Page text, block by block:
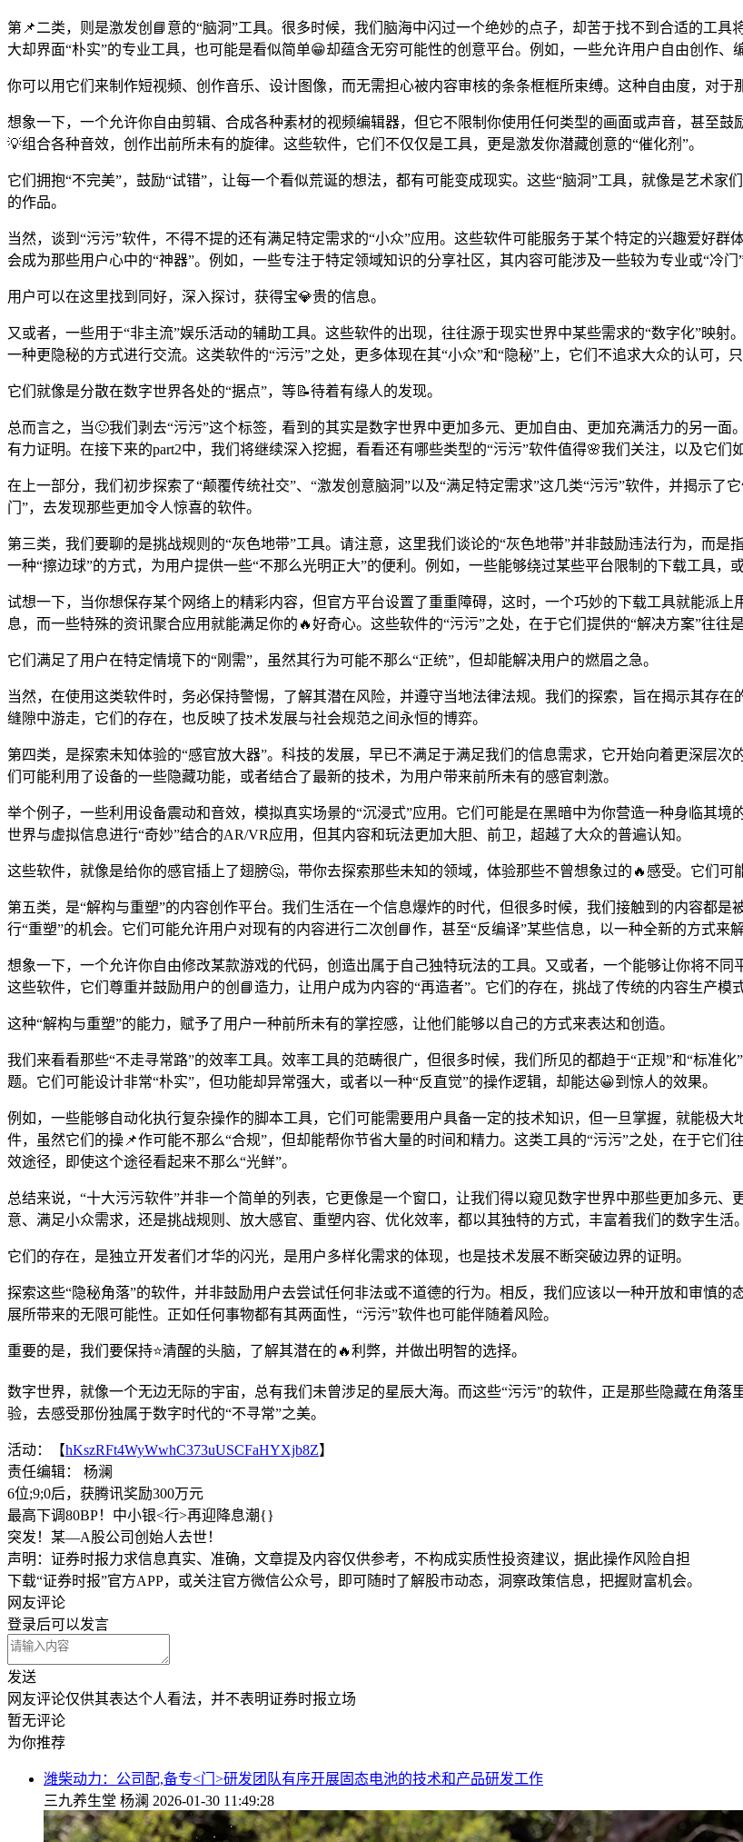
第📌二类，则是激发创📘意的“脑洞”工具。很多时候，我们脑海中闪过一个绝妙的点子，却苦于找不到合适的工
大却界面“朴实”的专业工具，也可能是看似简单😁却蕴含无穷可能性的创意平台。例如，一些允许用户自由创作、
你可以用它们来制作短视频、创作音乐、设计图像，而无需担心被内容审核的条条框框所束缚。这种自由度，对于
想象一下，一个允许你自由剪辑、合成各种素材的视频编辑器，但它不限制你使用任何类型的画面或声音，甚至
💡组合各种音效，创作出前所未有的旋律。这些软件，它们不仅仅是工具，更是激发你潜藏创意的“催化剂”。
它们拥抱“不完美”，鼓励“试错”，让每一个看似荒诞的想法，都有可能变成现实。这些“脑洞”工具，就像是艺术
的作品。
当然，谈到“污污”软件，不得不提的还有满足特定需求的“小众”应用。这些软件可能服务于某个特定的兴趣爱好
会成为那些用户心中的“神器”。例如，一些专注于特定领域知识的分享社区，其内容可能涉及一些较为专业或“冷门”
用户可以在这里找到同好，深入探讨，获得宝💎贵的信息。
又或者，一些用于“非主流”娱乐活动的辅助工具。这些软件的出现，往往源于现实世界中某些需求的“数字化”映
一种更隐秘的方式进行交流。这类软件的“污污”之处，更多体现在其“小众”和“隐秘”上，它们不追求大众的认可，
它们就像是分散在数字世界各处的“据点”，等📝待着有缘人的发现。
总而言之，当🙂我们剥去“污污”这个标签，看到的其实是数字世界中更加多元、更加自由、更加充满活力的另一
有力证明。在接下来的part2中，我们将继续深入挖掘，看看还有哪些类型的“污污”软件值得🌸我们关注，以及它们
在上一部分，我们初步探索了“颠覆传统社交”、“激发创意脑洞”以及“满足特定需求”这几类“污污”软件，并揭示
门”，去发现那些更加令人惊喜的软件。
第三类，我们要聊的是挑战规则的“灰色地带”工具。请注意，这里我们谈论的“灰色地带”并非鼓励违法行为，而
一种“擦边球”的方式，为用户提供一些“不那么光明正大”的便利。例如，一些能够绕过某些平台限制的下载工具，
试想一下，当你想保存某个网络上的精彩内容，但官方平台设置了重重障碍，这时，一个巧妙的下载工具就能派
息，而一些特殊的资讯聚合应用就能满足你的🔥好奇心。这些软件的“污污”之处，在于它们提供的“解决方案”往往
它们满足了用户在特定情境下的“刚需”，虽然其行为可能不那么“正统”，但却能解决用户的燃眉之急。
当然，在使用这类软件时，务必保持警惕，了解其潜在风险，并遵守当地法律法规。我们的探索，旨在揭示其存
缝隙中游走，它们的存在，也反映了技术发展与社会规范之间永恒的博弈。
第四类，是探索未知体验的“感官放大器”。科技的发展，早已不满足于满足我们的信息需求，它开始向着更深层
们可能利用了设备的一些隐藏功能，或者结合了最新的技术，为用户带来前所未有的感官刺激。
举个例子，一些利用设备震动和音效，模拟真实场景的“沉浸式”应用。它们可能是在黑暗中为你营造一种身临其
世界与虚拟信息进行“奇妙”结合的AR/VR应用，但其内容和玩法更加大胆、前卫，超越了大众的普遍认知。
这些软件，就像是给你的感官插上了翅膀🤔，带你去探索那些未知的领域，体验那些不曾想象过的🔥感受。它们可
第五类，是“解构与重塑”的内容创作平台。我们生活在一个信息爆炸的时代，但很多时候，我们接触到的内容都是
行“重塑”的机会。它们可能允许用户对现有的内容进行二次创📘作，甚至“反编译”某些信息，以一种全新的方式来解
想象一下，一个允许你自由修改某款游戏的代码，创造出属于自己独特玩法的工具。又或者，一个能够让你将不
这些软件，它们尊重并鼓励用户的创📘造力，让用户成为内容的“再造者”。它们的存在，挑战了传统的内容生产模
这种“解构与重塑”的能力，赋予了用户一种前所未有的掌控感，让他们能够以自己的方式来表达和创造。
我们来看看那些“不走寻常路”的效率工具。效率工具的范畴很广，但很多时候，我们所见的都趋于“正规”和“标准
题。它们可能设计非常“朴实”，但功能却异常强大，或者以一种“反直觉”的操作逻辑，却能达😀到惊人的效果。
例如，一些能够自动化执行复杂操作的脚本工具，它们可能需要用户具备一定的技术知识，但一旦掌握，就能极
件，虽然它们的操📌作可能不那么“合规”，但却能帮你节省大量的时间和精力。这类工具的“污污”之处，在于它
效途径，即使这个途径看起来不那么“光鲜”。
总结来说，“十大污污软件”并非一个简单的列表，它更像是一个窗口，让我们得以窥见数字世界中那些更加多元
意、满足小众需求，还是挑战规则、放大感官、重塑内容、优化效率，都以其独特的方式，丰富着我们的数字生活。
它们的存在，是独立开发者们才华的闪光，是用户多样化需求的体现，也是技术发展不断突破边界的证明。
探索这些“隐秘角落”的软件，并非鼓励用户去尝试任何非法或不道德的行为。相反，我们应该以一种开放和审慎
展所带来的无限可能性。正如任何事物都有其两面性，“污污”软件也可能伴随着风险。
重要的是，我们要保持⭐清醒的头脑，了解其潜在的🔥利弊，并做出明智的选择。
数字世界，就像一个无边无际的宇宙，总有我们未曾涉足的星辰大海。而这些“污污”的软件，正是那些隐藏在角
验，去感受那份独属于数字时代的“不寻常”之美。
活动：【hKszRFt4WyWwhC373uUSCFaHYXjb8Z】
责任编辑： 杨澜
6位;9;0后，获腾讯奖励300万元
最高下调80BP！中小银<行>再迎降息潮{}
突发！某—A股公司创始人去世！
声明：证券时报力求信息真实、准确，文章提及内容仅供参考，不构成实质性投资建议，据此操作风险自担
下载“证券时报”官方APP，或关注官方微信公众号，即可随时了解股市动态，洞察政策信息，把握财富机会。
网友评论
登录后可以发言
发送
网友评论仅供其表达个人看法，并不表明证券时报立场
暂无评论
为你推荐
潍柴动力：公司配,备专<门>研发团队有序开展固态电池的技术和产品研发工作
三九养生堂 杨澜 2026-01-30 11:49:28